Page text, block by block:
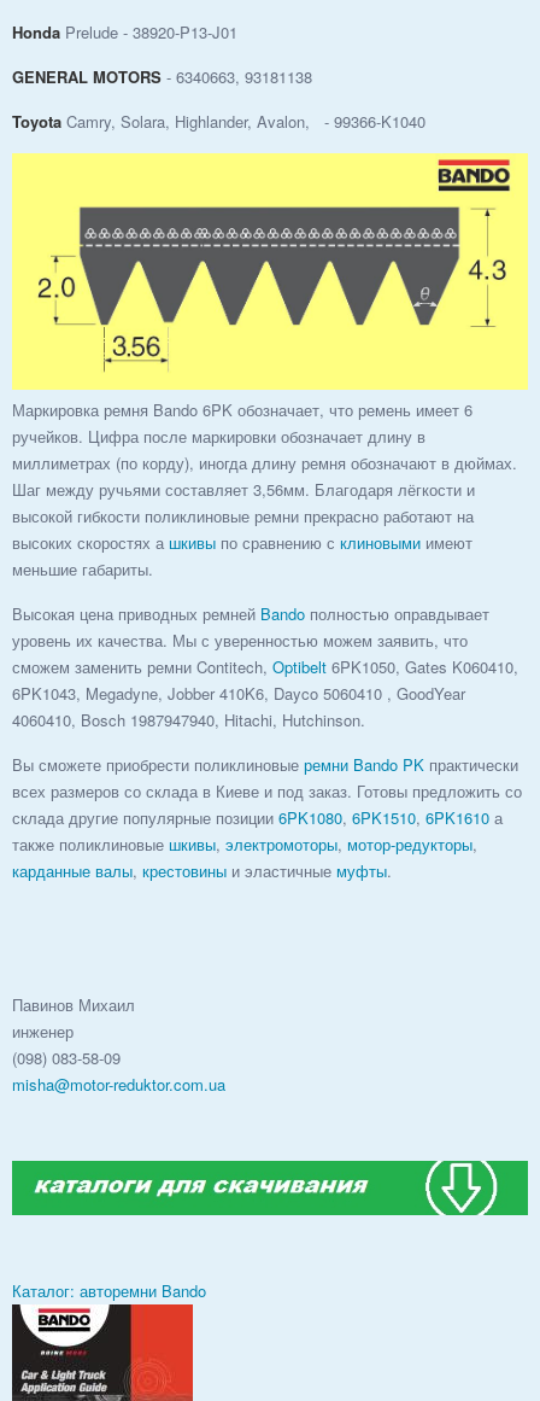
Honda Prelude - 38920-P13-J01
GENERAL MOTORS - 6340663, 93181138
Toyota Camry, Solara, Highlander, Avalon, - 99366-K1040
Маркировка ремня Bando 6PK обозначает, что ремень имеет 6
ручейков. Цифра после маркировки обозначает длину в
миллиметрах (по корду), иногда длину ремня обозначают в дюймах.
Шаг между ручьями составляет 3,56мм. Благодаря лёгкости и
высокой гибкости поликлиновые ремни прекрасно работают на
высоких скоростях а шкивы по сравнению с клиновыми имеют
меньшие габариты.
Высокая цена приводных ремней Bando полностью оправдывает
уровень их качества. Мы с уверенностью можем заявить, что
сможем заменить ремни Contitech, Optibelt 6PK1050, Gates K060410,
6PK1043, Megadyne, Jobber 410K6, Dayco 5060410 , GoodYear
4060410, Bosch 1987947940, Hitachi, Hutchinson.
Вы сможете приобрести поликлиновые ремни Bando PK практически
всех размеров со склада в Киеве и под заказ. Готовы предложить со
склада другие популярные позиции 6PK1080, 6PK1510, 6PK1610 а
также поликлиновые шкивы, электромоторы, мотор-редукторы,
карданные валы, крестовины и эластичные муфты.
Павинов Михаил
инженер
(098) 083-58-09
misha@motor-reduktor.com.ua
Каталог: авторемни Bando